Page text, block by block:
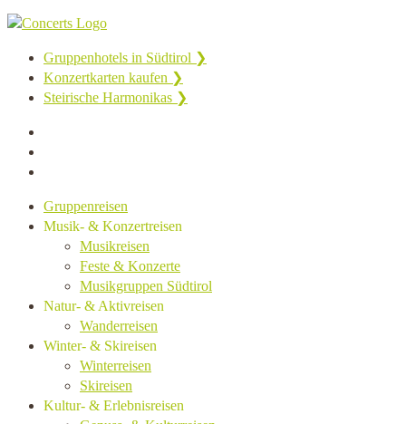
Gruppenhotels in Südtirol ❯
Konzertkarten kaufen ❯
Steirische Harmonikas ❯
Gruppenreisen
Musik- & Konzertreisen
Musikreisen
Feste & Konzerte
Musikgruppen Südtirol
Natur- & Aktivreisen
Wanderreisen
Winter- & Skireisen
Winterreisen
Skireisen
Kultur- & Erlebnisreisen